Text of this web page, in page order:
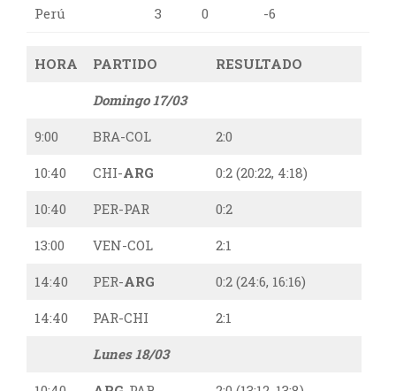
Perú 3 0 -6
HORA PARTIDO RESULTADO
Domingo 17/03
9:00 BRA-COL 2:0
10:40 CHI-ARG 0:2 (20:22, 4:18)
10:40 PER-PAR 0:2
13:00 VEN-COL 2:1
14:40 PER-ARG 0:2 (24:6, 16:16)
14:40 PAR-CHI 2:1
Lunes 18/03